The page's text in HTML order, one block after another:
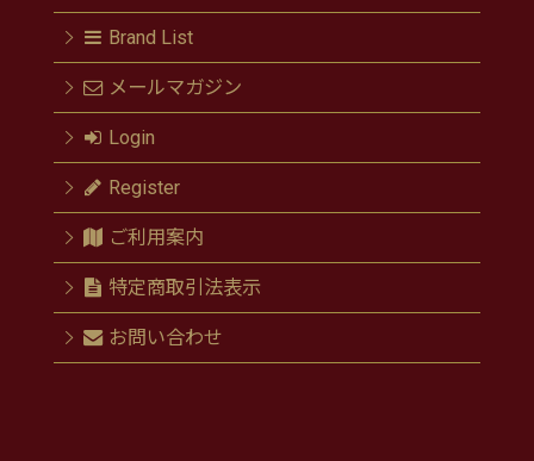
Brand List
メールマガジン
Login
Register
ご利用案内
特定商取引法表示
お問い合わせ